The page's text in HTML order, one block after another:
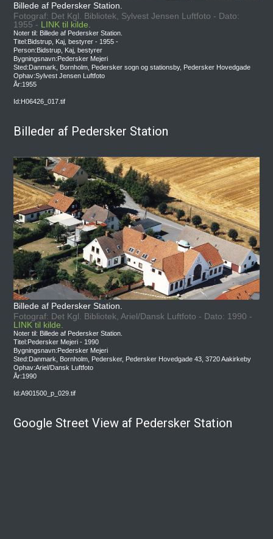
Billede af Pedersker Station.
Fotograf: Det Kgl. Bibliotek, Sylvest Jensen Luftfoto - Dato:
1955 - LINK til kilde.
Noter til: Billede af Pedersker Station.
Titel:Bidstrup, Kaj, bestyrer - 1955 -
Person:Bidstrup, Kaj, bestyrer
Bygningsnavn:Pedersker Mejeri
Sted:Danmark, Bornholm, Pedersker sogn og stationsby, Pedersker Hovedgade
Ophav:Sylvest Jensen Luftfoto
År:1955
Id:H06426_017.tif
Billeder af Pedersker Station
Billede af Pedersker Station.
Fotograf: Det Kgl. Bibliotek, Ariel/Dansk Luftfoto - Dato: 1990 -
LINK til kilde.
Noter til: Billede af Pedersker Station.
Titel:Pedersker Mejeri - 1990
Bygningsnavn:Pedersker Mejeri
Sted:Danmark, Bornholm, Pedersker, Pedersker Hovedgade 43, 3720 Aakirkeby
Ophav:Ariel/Dansk Luftfoto
År:1990
Id:A901500_p_029.tif
Google Street View af Pedersker Station